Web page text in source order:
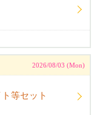
2026/08/03 (Mon)
等セット